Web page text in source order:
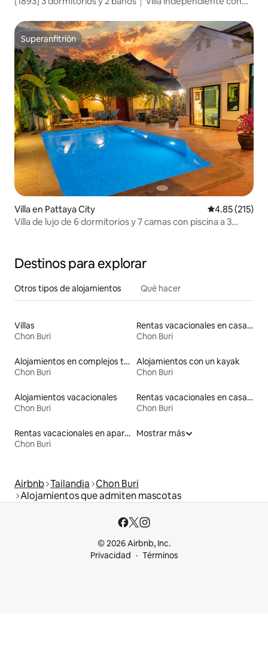
Pattaya｜Decoración moderna y lujosa｜La mejor opción
para unas vacaciones en un espacio amplio
Superanfitrión
Superanfitrión
Villa en Pattaya City Calificación
4.85 (215)
Villa de lujo de 6 dormitorios y 7 camas con piscina a 3
Destinos para explorar
Otros tipos de alojamientos Qué hacer
Villas
Chon Buri
Rentas vacacionales en casas adosadas
Chon Buri
Alojamientos en complejos turísticos
Chon Buri
Alojamientos con un kayak
Chon Buri
Alojamientos vacacionales
Chon Buri
Rentas vacacionales en casas de huéspedes
Chon Buri
Rentas vacacionales en apartoteles
Chon Buri
Mostrar más
Airbnb Tailandia Chon Buri
Alojamientos que admiten mascotas
© 2026 Airbnb, Inc.
Privacidad
Términos